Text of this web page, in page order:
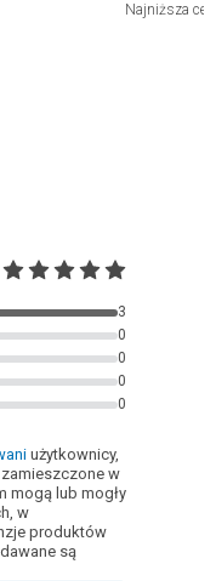
Najniższa
3
0
0
0
0
użytkownicy,
w
mogą lub mogły
w
produktów
są